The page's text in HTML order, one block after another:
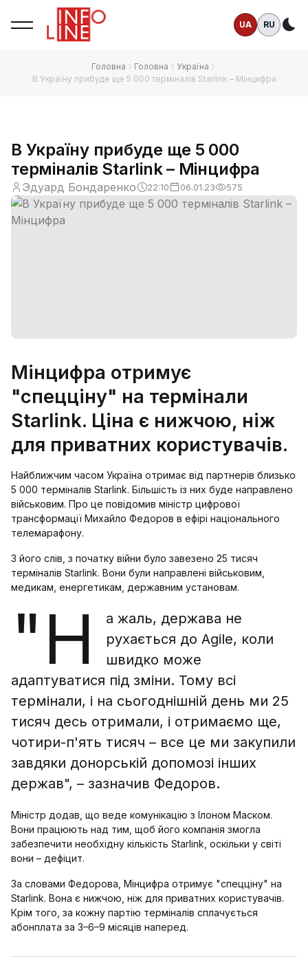
UA RU
Головна Головна
Україна
В Україну прибуде ще 5 000 терміналів Starlink – Мінцифра
В Україну прибуде ще 5 000
терміналів Starlink – Мінцифра
Эдуард Бондаренко 22:10 06.01.23 575
Мінцифра отримує
"спецціну" на термінали
Starlink. Ціна є нижчою, ніж
для приватних користувачів.
Найближчим часом Україна отримає від партнерів близько
5 000 терміналів Starlink. Більшість із них буде направлено
військовим. Про це повідомив міністр цифрової
трансформації Михайло Федоров в ефірі національного
телемарафону.
З його слів, з початку війни було завезено 25 тисяч
терміналів Starlink. Вони були направлені військовим,
медикам, енергетикам, державним установам.
"Н
а жаль, держава не
рухається до Agile, коли
швидко може
адаптуватися під зміни. Тому всі
термінали, і на сьогоднішній день ми 25
тисяч десь отримали, і отримаємо ще,
чотири-п'ять тисяч – все це ми закупили
завдяки донорській допомозі інших
держав", – зазначив Федоров.
Міністр додав, що веде комунікацію з Ілоном Маском.
Вони працюють над тим, щоб його компанія змогла
забезпечити необхідну кількість Starlink, оскільки у світі
вони – дефіцит.
За словами Федорова, Мінцифра отримує "спецціну" на
Starlink. Вона є нижчою, ніж для приватних користувачів.
Крім того, за кожну партію терміналів сплачується
абонплата за 3–6–9 місяців наперед.